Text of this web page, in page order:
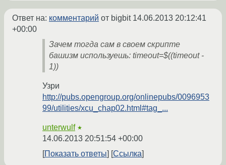
Ответ на: комментарий от bigbit 14.06.2013 20:12:41
+00:00
Зачем тогда сам в своем скрипте
башизм используешь: timeout=$((timeout -
1))
Узри
http://pubs.opengroup.org/onlinepubs/0096953
99/utilities/xcu_chap02.html#tag_...
unterwulf ★
14.06.2013 20:51:54 +00:00
Показать ответы
Ссылка